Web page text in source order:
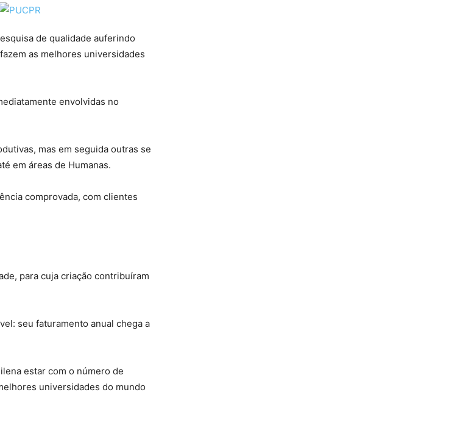
de qualidade auferindo
as melhores universidades
envolvidas no
mas em seguida outras se
em áreas de Humanas.
comprovada, com clientes
para cuja criação contribuíram
seu faturamento anual chega a
estar com o número de
universidades do mundo